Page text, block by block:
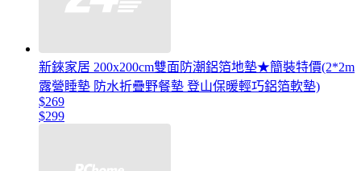
新錸家居 200x200cm雙面防潮鋁箔地墊★簡裝特價(2*2m
露營睡墊 防水折疊野餐墊 登山保暖輕巧鋁箔軟墊)
$269
$299